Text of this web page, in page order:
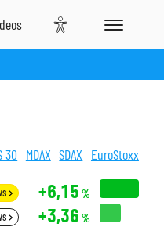
30 MDAX SDAX EuroStoxx
+6,15 %
+3,36 %